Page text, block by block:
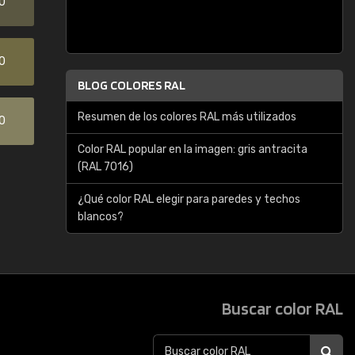
BLOG COLORES RAL
Resumen de los colores RAL más utilizados
Color RAL popular en la imagen: gris antracita
(RAL 7016)
¿Qué color RAL elegir para paredes y techos
blancos?
Buscar color RAL